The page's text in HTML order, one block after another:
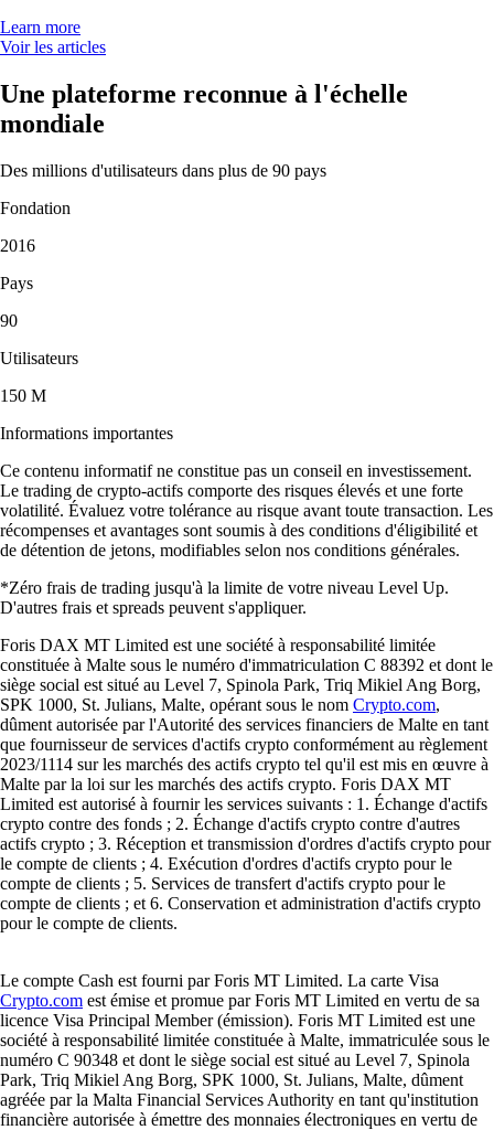
Learn more
Voir les articles
Une plateforme reconnue à l'échelle
mondiale
Des millions d'utilisateurs dans plus de 90 pays
Fondation
2016
Pays
90
Utilisateurs
150 M
Informations importantes
Ce contenu informatif ne constitue pas un conseil en investissement.
Le trading de crypto-actifs comporte des risques élevés et une forte
volatilité. Évaluez votre tolérance au risque avant toute transaction. Les
récompenses et avantages sont soumis à des conditions d'éligibilité et
de détention de jetons, modifiables selon nos conditions générales.
*Zéro frais de trading jusqu'à la limite de votre niveau Level Up.
D'autres frais et spreads peuvent s'appliquer.
Foris DAX MT Limited est une société à responsabilité limitée
constituée à Malte sous le numéro d'immatriculation C 88392 et dont le
siège social est situé au Level 7, Spinola Park, Triq Mikiel Ang Borg,
SPK 1000, St. Julians, Malte, opérant sous le nom Crypto.com,
dûment autorisée par l'Autorité des services financiers de Malte en tant
que fournisseur de services d'actifs crypto conformément au règlement
2023/1114 sur les marchés des actifs crypto tel qu'il est mis en œuvre à
Malte par la loi sur les marchés des actifs crypto. Foris DAX MT
Limited est autorisé à fournir les services suivants : 1. Échange d'actifs
crypto contre des fonds ; 2. Échange d'actifs crypto contre d'autres
actifs crypto ; 3. Réception et transmission d'ordres d'actifs crypto pour
le compte de clients ; 4. Exécution d'ordres d'actifs crypto pour le
compte de clients ; 5. Services de transfert d'actifs crypto pour le
compte de clients ; et 6. Conservation et administration d'actifs crypto
pour le compte de clients.
Le compte Cash est fourni par Foris MT Limited. La carte Visa
Crypto.com est émise et promue par Foris MT Limited en vertu de sa
licence Visa Principal Member (émission). Foris MT Limited est une
société à responsabilité limitée constituée à Malte, immatriculée sous le
numéro C 90348 et dont le siège social est situé au Level 7, Spinola
Park, Triq Mikiel Ang Borg, SPK 1000, St. Julians, Malte, dûment
agréée par la Malta Financial Services Authority en tant qu'institution
financière autorisée à émettre des monnaies électroniques en vertu de